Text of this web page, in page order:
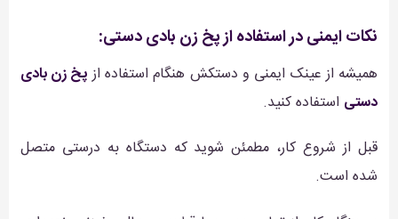
نکات ایمنی در استفاده از پخ زن بادی دستی:
همیشه از عینک ایمنی و دستکش هنگام استفاده ازپخ زن بادی
دستی استفاده کنید.
قبل از شروع کار، مطمئن شوید که دستگاه به درستی متصل
شده است.